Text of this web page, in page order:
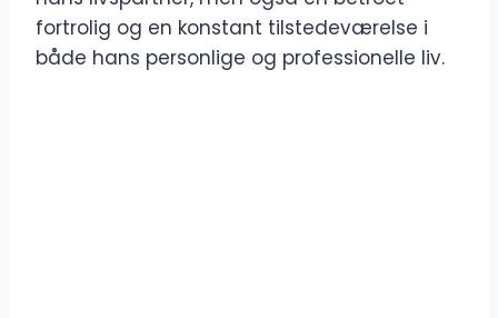
fortrolig og en konstant tilstedeværelse i
både hans personlige og professionelle liv.